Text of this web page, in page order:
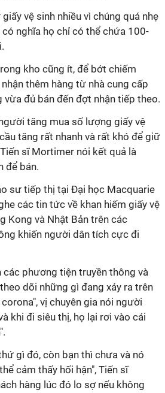
vệ sinh nhiều vì chúng quá nhẹ
nghĩa họ chỉ có thể chứa 100-
kho cũng ít, để bớt chiếm
thêm hàng từ nhà cung cấp
vừa đủ bán đến đợt nhận tiếp theo.
tăng mua số lượng giấy vệ
tăng rất nhanh và rất khó để giữ
sĩ Mortimer nói kết quả là
để bán.
sư tiếp thị tại Đại học Macquarie
các tin tức về khan hiếm giấy vệ
Kong và Nhật Bản trên các
khiến người dân tích cực đi
phương tiện truyền thông và
dõi những gì đang xảy ra trên
vị chuyên gia nói người
khi đi siêu thị, họ lại rơi vào cái
gì đó, còn bạn thì chưa và nó
cảm thấy hối hận", Tiến sĩ
hàng lúc đó lo sợ nếu không